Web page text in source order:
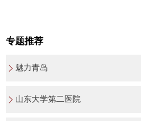
专题推荐
魅力青岛
山东大学第二医院